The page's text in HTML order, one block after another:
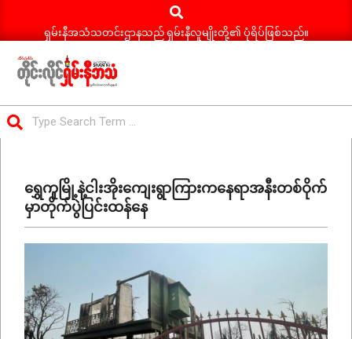
Search
ရှမ်းနီအသံသတင်းဌာနသည် ရှမ်းနီလူမျိုးတို့၏ ပုံရိပ်ဖြစ်သည်။
ရှမ်း
နီ
သတင်း
Menuရွှေကူမြို့နဲ့ငါးအိုးကျေးရွာကြားကနေရာအနီးတစ်ဝိုက်
မှာတိုက်ပွဲပြင်းထန်နေ